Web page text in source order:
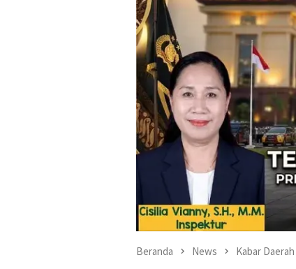
Beranda News Kabar Daerah